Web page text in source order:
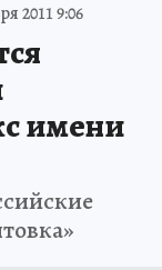
2011 9:06
имени